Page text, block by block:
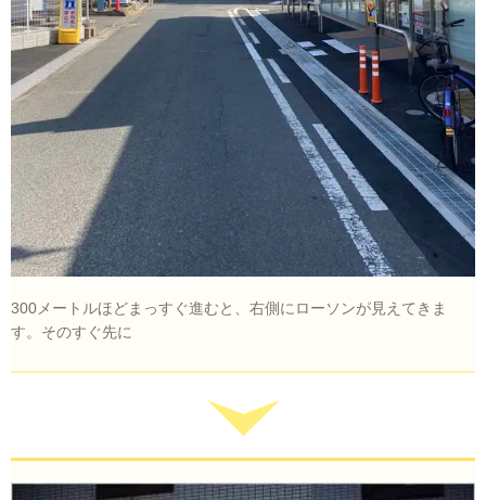
300メートルほどまっすぐ進むと、右側にローソンが見えてきま
す。そのすぐ先に